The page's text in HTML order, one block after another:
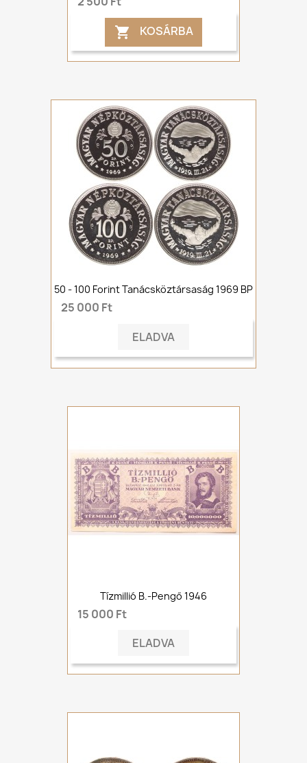
 KOSÁRBA
50 - 100 Forint Tanácsköztársaság 1969 BP
25 000 Ft
ELADVA
Tízmillió B.-Pengő 1946
15 000 Ft
ELADVA